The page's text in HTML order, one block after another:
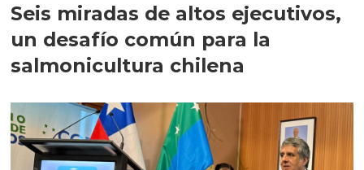
Seis miradas de altos ejecutivos,
un desafío común para la
salmonicultura chilena